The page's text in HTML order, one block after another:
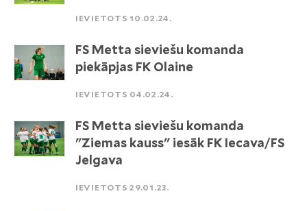
IEVIETOTS 10.02.24.
FS Metta sieviešu komanda
piekāpjas FK Olaine
IEVIETOTS 04.02.24.
FS Metta sieviešu komanda
"Ziemas kauss" iesāk FK Iecava/FS
Jelgava
IEVIETOTS 29.01.23.